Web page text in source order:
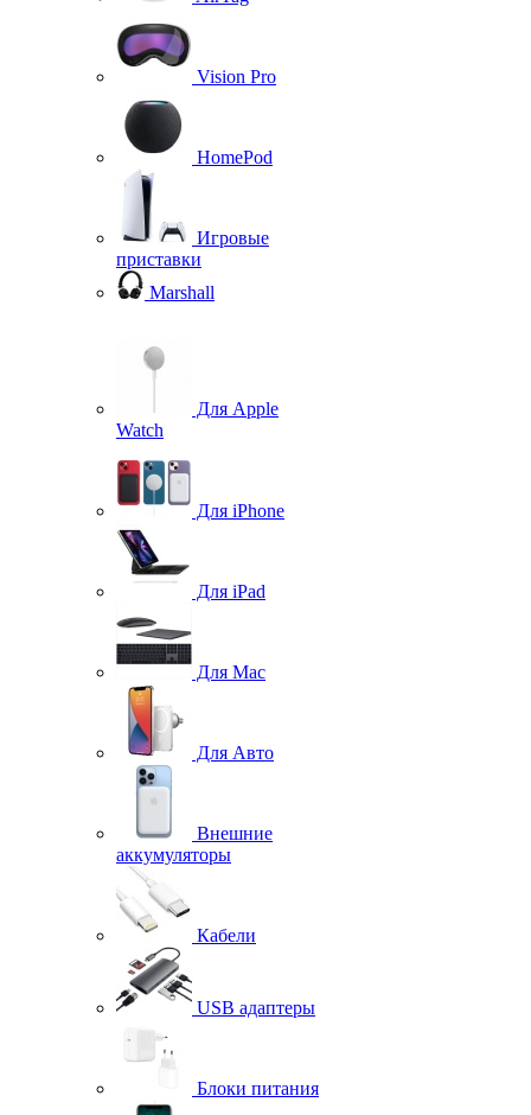
Vision Pro
HomePod
Игровые
приставки
Marshall
Для Apple
Watch
Для iPhone
Для iPad
Для Mac
Для Авто
Внешние
аккумуляторы
Кабели
USB адаптеры
Блоки питания